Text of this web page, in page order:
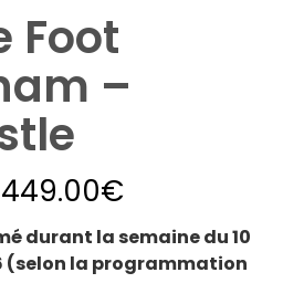
Foot
–
449.00€
durant la semaine du 10
(selon la programmation